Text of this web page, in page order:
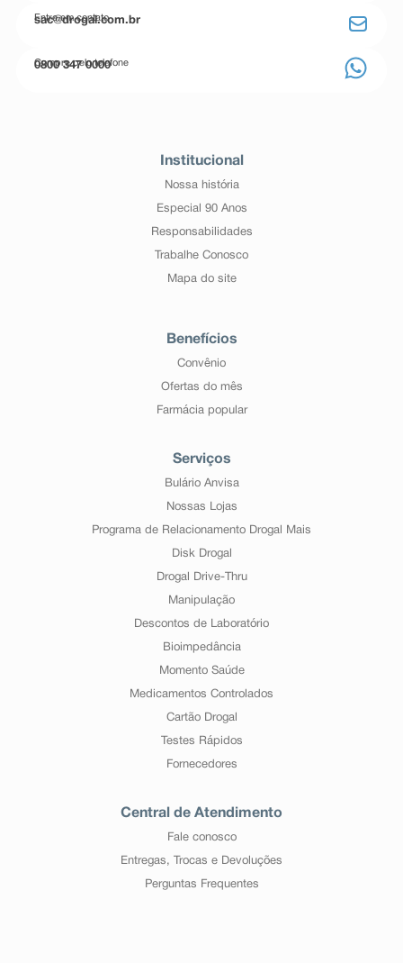
Entre em contato
sac@drogal.com.br
Compre pelo telefone
0800 347 0000
Institucional
Nossa história
Especial 90 Anos
Responsabilidades
Trabalhe Conosco
Mapa do site
Benefícios
Convênio
Ofertas do mês
Farmácia popular
Serviços
Bulário Anvisa
Nossas Lojas
Programa de Relacionamento Drogal Mais
Disk Drogal
Drogal Drive-Thru
Manipulação
Descontos de Laboratório
Bioimpedância
Momento Saúde
Medicamentos Controlados
Cartão Drogal
Testes Rápidos
Fornecedores
Central de Atendimento
Fale conosco
Entregas, Trocas e Devoluções
Perguntas Frequentes